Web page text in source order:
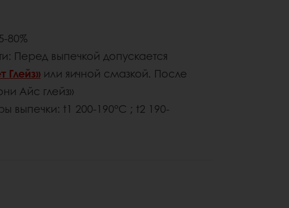
80%
Перед выпечкой допускается
Глейз» или яичной смазкой. После
Айс глейз»
выпечки: t1 200-190°С ; t2 190-